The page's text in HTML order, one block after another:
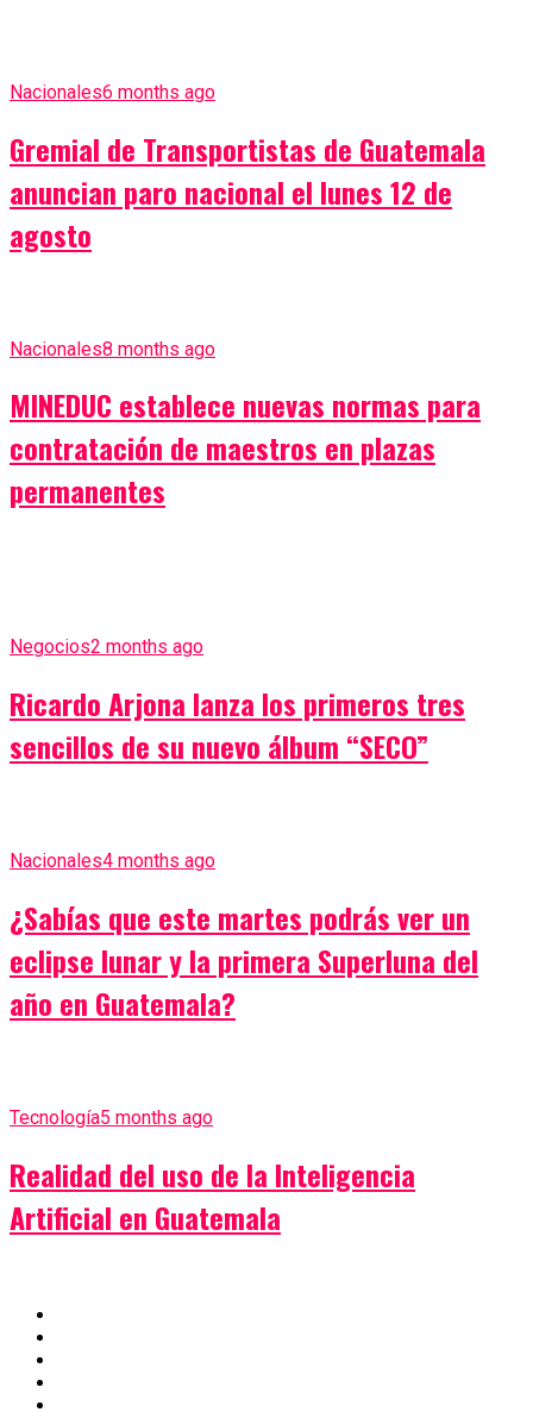
Nacionales6 months ago
Gremial de Transportistas de Guatemala
anuncian paro nacional el lunes 12 de
agosto
Nacionales8 months ago
MINEDUC establece nuevas normas para
contratación de maestros en plazas
permanentes
Negocios2 months ago
Ricardo Arjona lanza los primeros tres
sencillos de su nuevo álbum “SECO”
Nacionales4 months ago
¿Sabías que este martes podrás ver un
eclipse lunar y la primera Superluna del
año en Guatemala?
Tecnología5 months ago
Realidad del uso de la Inteligencia
Artificial en Guatemala